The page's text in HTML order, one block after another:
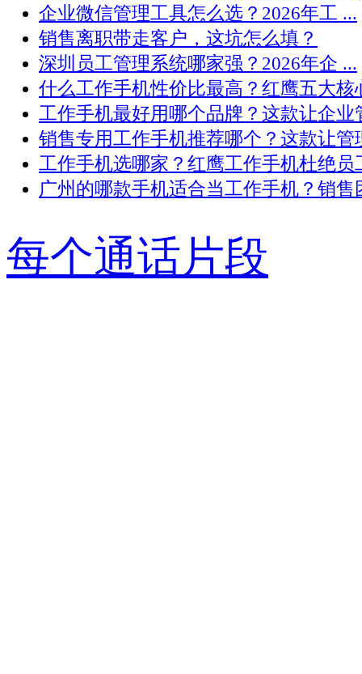
企业微信管理工具怎么选？2026年工 ...
销售离职带走客户，这坑怎么填？
深圳员工管理系统哪家强？2026年企 ...
什么工作手机性价比最高？红鹰五大核
工作手机最好用哪个品牌？这款让企业
销售专用工作手机推荐哪个？这款让管
工作手机选哪家？红鹰工作手机杜绝员
广州的哪款手机适合当工作手机？销售
每个通话片段